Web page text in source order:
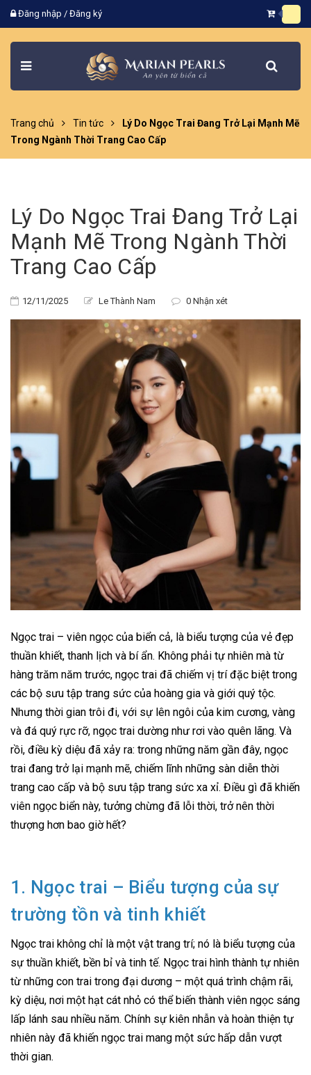
Đăng nhập / Đăng ký
Trang chủ Tin tức
Lý Do Ngọc Trai Đang Trở Lại Mạnh Mẽ
Trong Ngành Thời Trang Cao Cấp
Lý Do Ngọc Trai Đang Trở Lại
Mạnh Mẽ Trong Ngành Thời
Trang Cao Cấp
12/11/2025 Le Thành Nam 0 Nhận xét
Ngọc trai – viên ngọc của biển cả, là biểu tượng của vẻ đẹp
thuần khiết, thanh lịch và bí ẩn. Không phải tự nhiên mà từ
hàng trăm năm trước, ngọc trai đã chiếm vị trí đặc biệt trong
các bộ sưu tập trang sức của hoàng gia và giới quý tộc.
Nhưng thời gian trôi đi, với sự lên ngôi của kim cương, vàng
và đá quý rực rỡ, ngọc trai dường như rơi vào quên lãng. Và
rồi, điều kỳ diệu đã xảy ra: trong những năm gần đây, ngọc
trai đang trở lại mạnh mẽ, chiếm lĩnh những sàn diễn thời
trang cao cấp và bộ sưu tập trang sức xa xỉ. Điều gì đã khiến
viên ngọc biển này, tưởng chừng đã lỗi thời, trở nên thời
thượng hơn bao giờ hết?
1. Ngọc trai – Biểu tượng của sự
trường tồn và tinh khiết
Ngọc trai không chỉ là một vật trang trí; nó là biểu tượng của
sự thuần khiết, bền bỉ và tinh tế. Ngọc trai hình thành tự nhiên
từ những con trai trong đại dương – một quá trình chậm rãi,
kỳ diệu, nơi một hạt cát nhỏ có thể biến thành viên ngọc sáng
lấp lánh sau nhiều năm. Chính sự kiên nhẫn và hoàn thiện tự
nhiên này đã khiến ngọc trai mang một sức hấp dẫn vượt
thời gian.